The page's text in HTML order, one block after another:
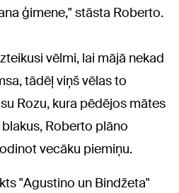
ģimene," stāsta Roberto.
vēlmi, lai mājā nekad
tādēļ viņš vēlas to
Rozu, kura pēdējos mātes
Roberto plāno
vecāku piemiņu.
"Agustino un Bindžeta"